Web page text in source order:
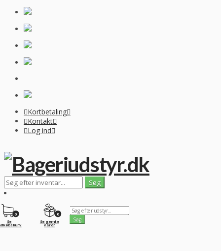
Kortbetaling
Kontakt
Log ind
0
Se gemte
varer
0
Se